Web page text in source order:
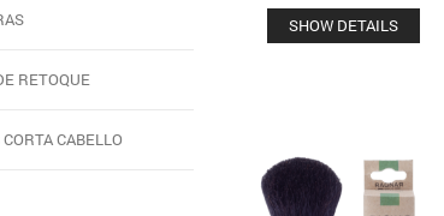
SHOW DETAILS
RETOQUE
CABELLO